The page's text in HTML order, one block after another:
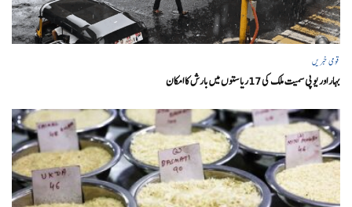
قومی خبریں
بہار اور یو پی سمیت ملک کی 17ریاستوں میں بارش کا امکان